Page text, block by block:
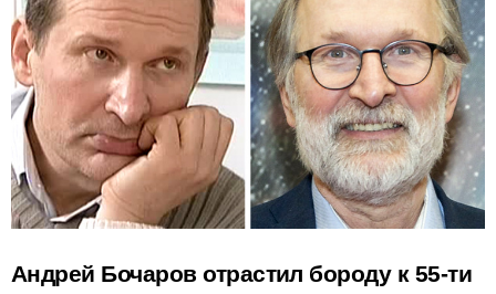
Андрей Бочаров отрастил бороду к 55-ти